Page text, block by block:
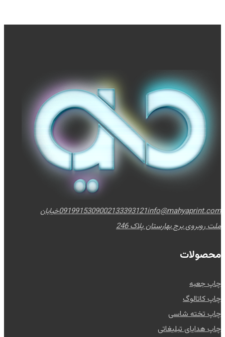
0919915309002133393121info@mahyaprint.com
خیابان
ملت روبروی برج بهارستان پلاک 246
محصولات
چاپ جعبه
چاپ کاتالوگ
چاپ تخته شاسی
چاپ هدایای تبلیغاتی